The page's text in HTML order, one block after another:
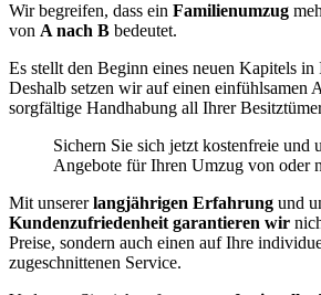
Wir begreifen, dass ein Familienumzug
von A nach B bedeutet.
Es stellt den Beginn eines neuen Kapitels in
Deshalb setzen wir auf einen einfühlsamen
sorgfältige Handhabung all Ihrer
Sichern Sie sich jetzt kostenfreie und
Angebote für Ihren Umzug von oder
Mit unsererlangjährigen Erfahrung und
Kundenzufriedenheit garantieren wir
Preise, sondern auch einen auf Ihre
zugeschnittenen Service.